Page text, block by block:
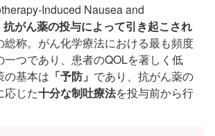
Induced Nausea and
抗がん薬の投与によって引き起こされ
総称。がん化学療法における最も頻度
一つであり、患者のQOLを著しく低
の基本は 「予防」 であり、抗がん薬の
応じた十分な制吐療法を投与前から行